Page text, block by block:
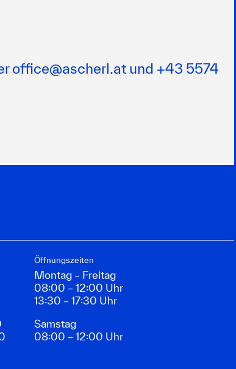
office@ascherl.at und +43 5574
Öffnungszeiten
Montag – Freitag
08:00 – 12:00 Uhr
13:30 – 17:30 Uhr
Samstag
08:00 – 12:00 Uhr